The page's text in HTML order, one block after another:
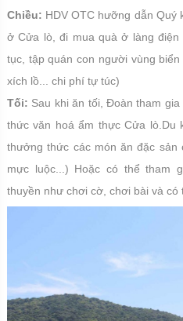
Chiều: HDV OTC hưỡng dẫn Quý
ở Cửa lò, đi mua quà ở làng
tục, tập quán con người vùng
xích lồ... chi phí tự túc)
Tối: Sau khi ăn tối, Đoàn tham
thức văn hoá ẩm thực Cửa lò.Du
thưởng thức các món ăn đặc sản
mực luộc...) Hoặc có thể tham
thuyền như chơi cờ, chơi bài và có